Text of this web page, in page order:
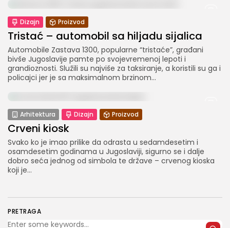
Dizajn Proizvod
Tristać – automobil sa hiljadu sijalica
Automobile Zastava 1300, popularne “tristaće”, građani
bivše Jugoslavije pamte po svojevremenoj lepoti i
grandioznosti. Služili su najviše za taksiranje, a koristili su ga i
policajci jer je sa maksimalnom brzinom...
Arhitektura Dizajn Proizvod
Crveni kiosk
Svako ko je imao prilike da odrasta u sedamdesetim i
osamdesetim godinama u Jugoslaviji, sigurno se i dalje
dobro seća jednog od simbola te države – crvenog kioska
koji je...
PRETRAGA